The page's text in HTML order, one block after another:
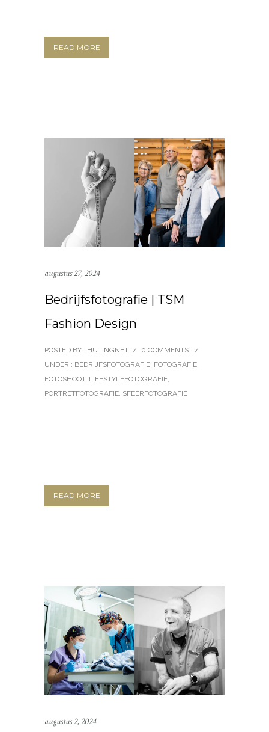
READ MORE
augustus 27, 2024
Bedrijfsfotografie | TSM
Fashion Design
POSTED BY : HUTINGNET / 0 COMMENTS
/
UNDER : BEDRIJFSFOTOGRAFIE FOTOGRAFIE
FOTOSHOOT, LIFESTYLEFOTOGRAFIE
PORTRETFOTOGRAFIE SFEERFOTOGRAFIE
READ MORE
augustus 2, 2024